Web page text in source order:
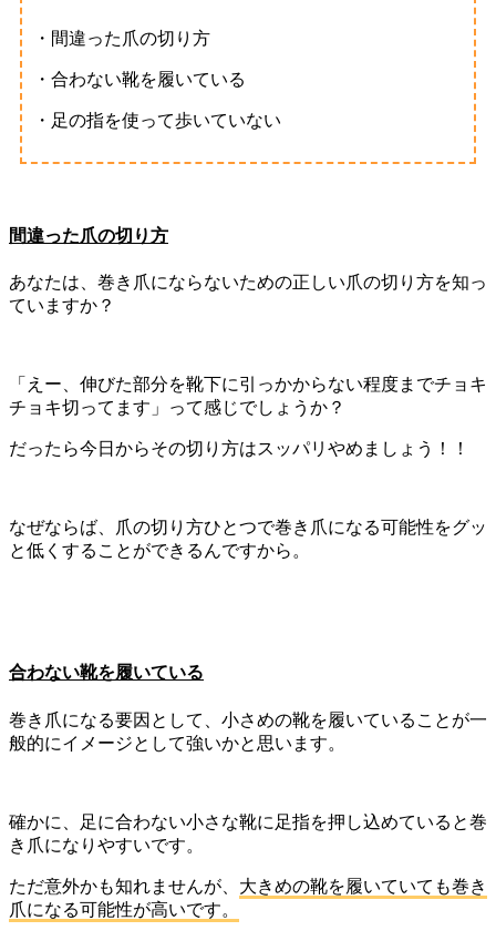
・間違った爪の切り方
・合わない靴を履いている
・足の指を使って歩いていない
間違った爪の切り方
あなたは、巻き爪にならないための正しい爪の切り方を知っ
ていますか？
「えー、伸びた部分を靴下に引っかからない程度までチョキ
チョキ切ってます」って感じでしょうか？
だったら今日からその切り方はスッパリやめましょう！！
なぜならば、爪の切り方ひとつで巻き爪になる可能性をグッ
と低くすることができるんですから。
合わない靴を履いている
巻き爪になる要因として、小さめの靴を履いていることが一
般的にイメージとして強いかと思います。
確かに、足に合わない小さな靴に足指を押し込めていると巻
き爪になりやすいです。
ただ意外かも知れませんが、 大きめの靴を履いていても巻き
爪になる可能性が高いです。